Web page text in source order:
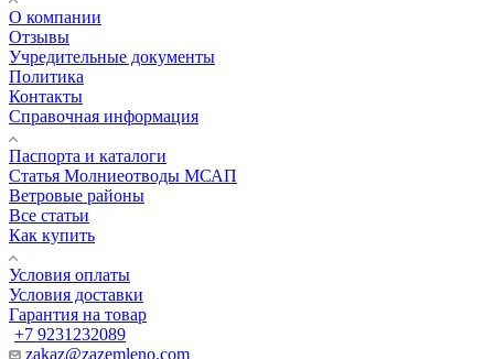
О компании
Отзывы
Учредительные документы
Политика
Контакты
Справочная информация
Паспорта и каталоги
Статья Молниеотводы МСАП
Ветровые районы
Все статьи
Как купить
Условия оплаты
Условия доставки
Гарантия на товар
+7 9231232089
zakaz@zazemleno.com